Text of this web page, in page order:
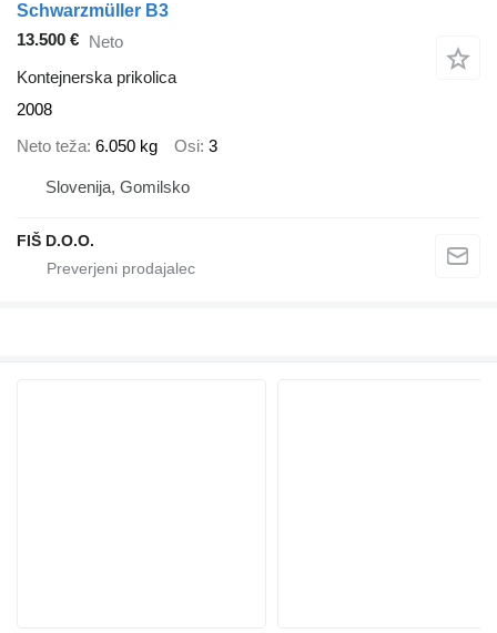
Schwarzmüller B3
13.500 € Neto
Kontejnerska prikolica
2008
Neto teža 6.050 kg Osi 3
Slovenija, Gomilsko
FIŠ D.O.O.